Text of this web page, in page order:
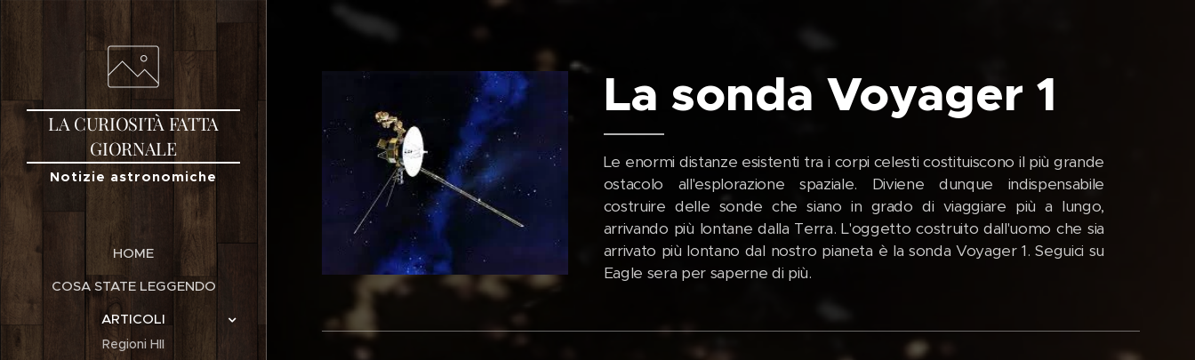
LA CURIOSITÀ FATTA
GIORNALE
Notizie astronomiche
HOME
COSA STATE LEGGENDO
ARTICOLI
Regioni HII
La sonda Voyager 1
Le enormi distanze esistenti tra i corpi celesti costituiscono il più grande
ostacolo all'esplorazione spaziale. Diviene dunque indispensabile
costruire delle sonde che siano in grado di viaggiare più a lungo,
arrivando più lontane dalla Terra. L'oggetto costruito dall'uomo che sia
arrivato più lontano dal nostro pianeta è la sonda Voyager 1. Seguici su
Eagle sera per saperne di più.